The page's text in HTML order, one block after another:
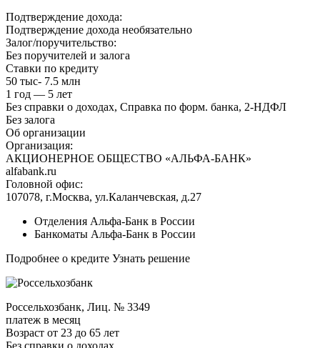
Подтверждение дохода:
Подтверждение дохода необязательно
Залог/поручительство:
Без поручителей и залога
Ставки по кредиту
50 тыс- 7.5 млн
1 год — 5 лет
Без справки о доходах, Справка по форм. банка, 2-НДФЛ
Без залога
Об организации
Организация:
АКЦИОНЕРНОЕ ОБЩЕСТВО «АЛЬФА-БАНК»
alfabank.ru
Головной офис:
107078, г.Москва, ул.Каланчевская, д.27
Отделения Альфа-Банк в России
Банкоматы Альфа-Банк в России
Подробнее о кредите Узнать решение
Россельхозбанк, Лиц. № 3349
платеж в месяц
Возраст от 23 до 65 лет
Без справки о доходах